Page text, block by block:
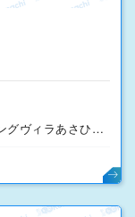
【正社員】看護師／ナーシングヴィラあさひ／夜勤あり